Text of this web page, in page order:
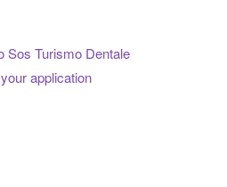
Sos Turismo Dentale
application